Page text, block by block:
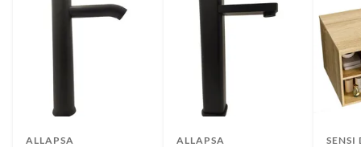
ALLAPSA ALLAPSA SENSI